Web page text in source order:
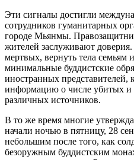
Эти сигналы достигли
сотрудников гуманитарных
городе Мьянмы.
жителей заслуживают
мертвых, вернуть тела семьям
минимальные буддистские
иностранных представителей,
информацию о числе убитых и
различных источников.
В то же время многие
начали ночью в пятницу, 28
небольшим после того, как
безоружным буддистским